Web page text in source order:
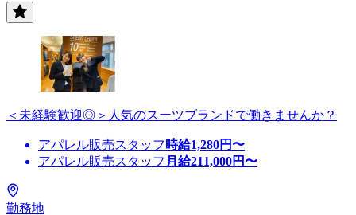
＜未経験歓迎◎＞人気のスーツブランドで働きませんか？
アパレル販売スタッフ 時給1,280円〜
アパレル販売スタッフ 月給211,000円〜
勤務地